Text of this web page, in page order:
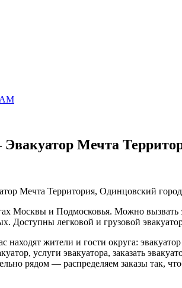
Мечта
Мечта Территория, Одинцовский
Москвы и Подмосковья. Можно вызвать
Доступны легковой и грузовой
жители и гости округа: эвакуатор
услуги эвакуатора, заказать
рядом — распределяем заказы так,